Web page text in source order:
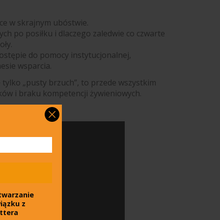
w skrajnym ubóstwie.
po posiłku i dlaczego zaledwie co czwarte
do pomocy instytucjonalnej,
wsparcia.
„pusty brzuch”, to przede wszystkim
i braku kompetencji żywieniowych.
glodnedzieci.pl/
z